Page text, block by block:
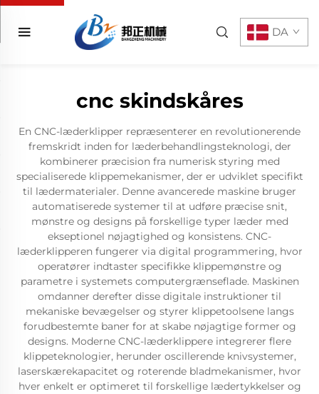
DA
cnc skindskåres
En CNC-læderklipper repræsenterer en revolutionerende
fremskridt inden for læderbehandlingsteknologi, der
kombinerer præcision fra numerisk styring med
specialiserede klippemekanismer, der er udviklet specifikt
til lædermaterialer. Denne avancerede maskine bruger
automatiserede systemer til at udføre præcise snit,
mønstre og designs på forskellige typer læder med
ekseptionel nøjagtighed og konsistens. CNC-
læderklipperen fungerer via digital programmering, hvor
operatører indtaster specifikke klippemønstre og
parametre i systemets computergrænseflade. Maskinen
omdanner derefter disse digitale instruktioner til
mekaniske bevægelser og styrer klippetoolsene langs
forudbestemte baner for at skabe nøjagtige former og
designs. Moderne CNC-læderklippere integrerer flere
klippeteknologier, herunder oscillerende knivsystemer,
laserskærekapacitet og roterende bladmekanismer, hvor
hver enkelt er optimeret til forskellige lædertykkelser og